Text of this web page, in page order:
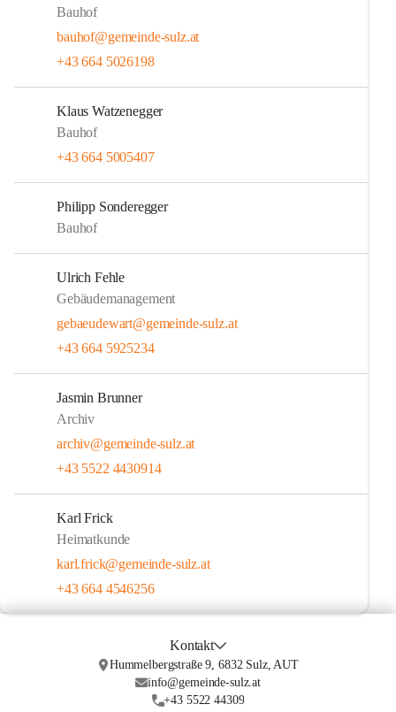
Bauhof
bauhof@gemeinde-sulz.at
+43 664 5026198
Klaus Watzenegger
Bauhof
+43 664 5005407
Philipp Sonderegger
Bauhof
Ulrich Fehle
Gebäudemanagement
gebaeudewart@gemeinde-sulz.at
+43 664 5925234
Jasmin Brunner
Archiv
archiv@gemeinde-sulz.at
+43 5522 4430914
Karl Frick
Heimatkunde
karl.frick@gemeinde-sulz.at
+43 664 4546256
Kontakt
Hummelbergstraße 9, 6832 Sulz, AUT
info@gemeinde-sulz.at
+43 5522 44309